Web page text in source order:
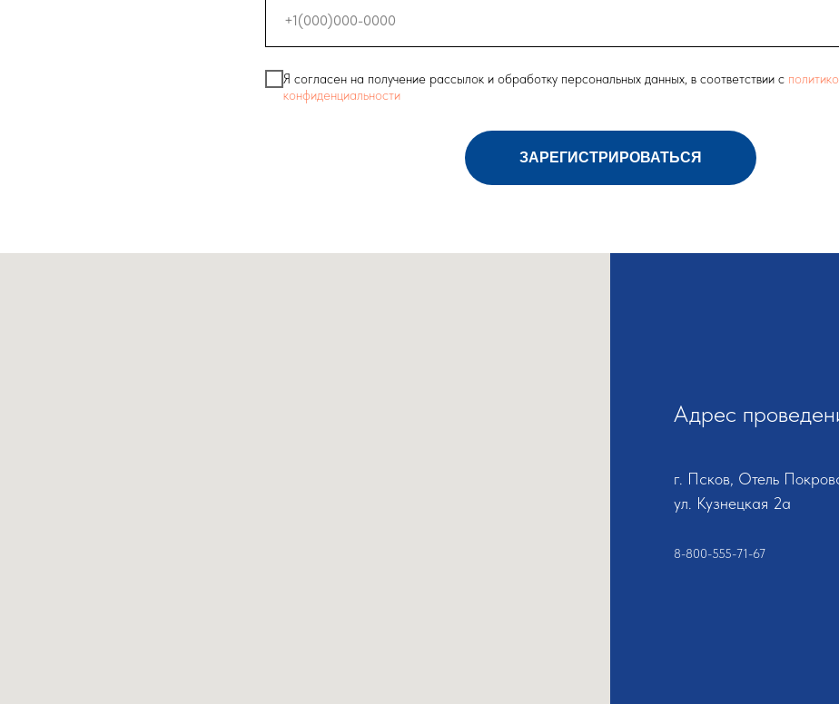
Я согласен на получение рассылок и обработку персональных данных, в соответствии с
конфиденциальности
ЗАРЕГИСТРИРОВАТЬСЯ
Адрес
г. Псков, Отель
ул. Кузнецкая 2а
8-800-555-71-67